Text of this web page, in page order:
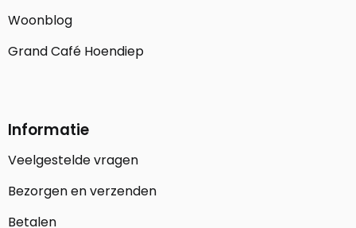
Woonblog
Grand Café Hoendiep
Informatie
Veelgestelde vragen
Bezorgen en verzenden
Betalen